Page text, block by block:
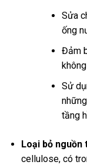
Sửa
ống
Đảm
Sử
tầng
Loại bỏ nguồn
cellulose, có